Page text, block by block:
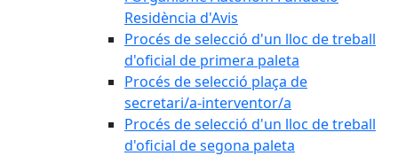
Residència d'Avis
Procés de selecció d'un lloc de treball
d'oficial de primera paleta
Procés de selecció plaça de
secretari/a-interventor/a
Procés de selecció d'un lloc de treball
d'oficial de segona paleta